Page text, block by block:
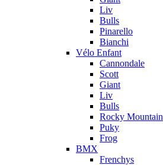
Liv
Bulls
Pinarello
Bianchi
Vélo Enfant
Cannondale
Scott
Giant
Liv
Bulls
Rocky Mountain
Puky
Frog
BMX
Frenchys